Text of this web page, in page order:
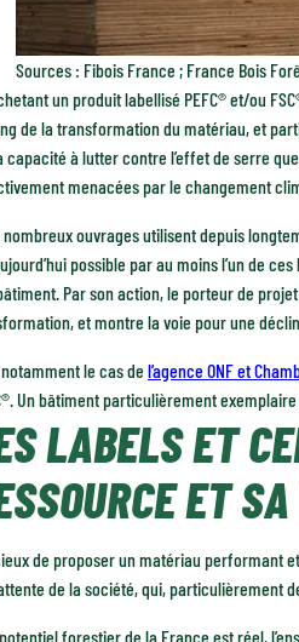
Sources : Fibois France ; France Bois
un produit labellisé PEFC® et/ou
de la transformation du matériau, et
capacité à lutter contre l’effet de serre
menacées par le changement
nombreux ouvrages utilisent depuis
possible par au moins l’un de
Par son action, le porteur de
et montre la voie pour une
notamment le cas de l’agence ONF et
Un bâtiment particulièrement
LABELS ET
ET
de proposer un matériau performant
de la société, qui, particulièrement
forestier de la France est réel,